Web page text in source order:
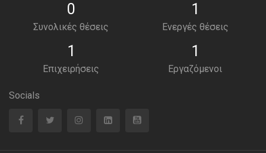
Συνολικές θέσεις
0
Ενεργές θέσεις
1
Επιχειρήσεις
1
Εργαζόμενοι
1
Socials